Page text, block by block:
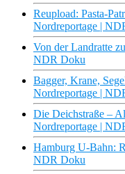
Reupload: Pasta-
Nordreportage |
Von der Landratte
NDR Doku
Bagger, Krane,
Nordreportage |
Die Deichstraße –
Nordreportage |
Hamburg U-Bahn:
NDR Doku